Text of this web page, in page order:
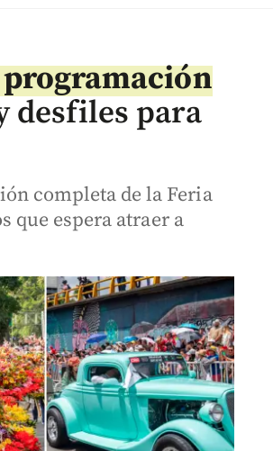
programación
desfiles para
completa de la Feria
que espera atraer a